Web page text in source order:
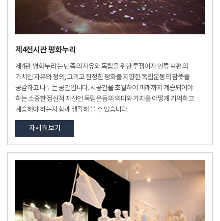
제4전시관 평화누리
제4관 ‘평화누리’는 민족의 자유와 독립을 위한 투쟁이자 인류 보편의
가치인 자유와 정의, 그리고 진정한 평화를 지향한 독립운동의 참뜻을
공감하고 나누는 공간입니다. 시공간을 초월하여 미래까지 계승되어야
하는 소중한 정신적 자산인 독립운동의 의미와 가치를 어떻게 기억하고
계승해야 하는지 함께 생각해 볼 수 있습니다.
자세히보기